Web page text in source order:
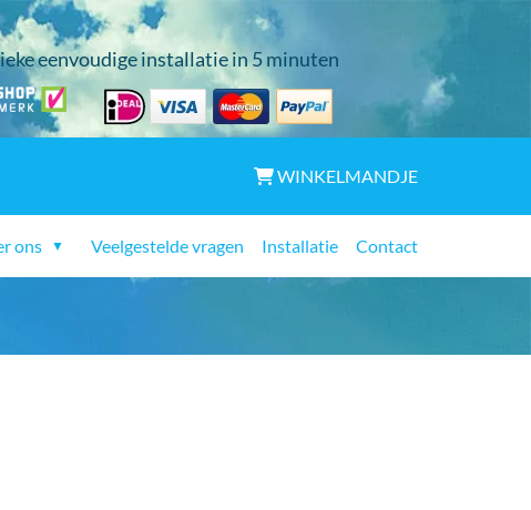
eenvoudige installatie in 5 minuten
WINKELMANDJE
ons ▼ Veelgestelde vragen Installatie Contact